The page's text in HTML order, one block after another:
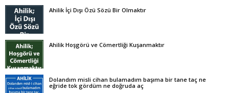
Ahilik İçi Dışı Özü Sözü Bir Olmaktır
Ahilik Hoşgörü ve Cömertliği Kuşanmaktır
Dolandım misli cihan bulamadım başıma bir tane taç ne
eğride tok gördüm ne doğruda aç